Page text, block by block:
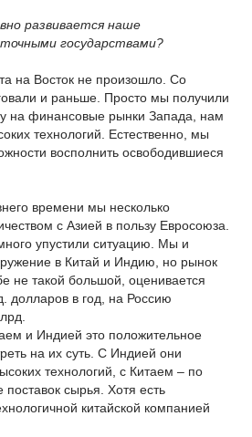
развивается наше
государствами?
на Восток не произошло. Со
и раньше. Просто мы получили
на финансовые рынки Запада, нам
технологий. Естественно, мы
восполнить освободившиеся
времени мы несколько
с Азией в пользу Евросоюза.
упустили ситуацию. Мы и
в Китай и Индию, но рынок
не такой большой, оценивается
долларов в год, на Россию
и Индией это положительное
на их суть. С Индией они
технологий, с Китаем – по
сырья. Хотя есть
китайской компанией